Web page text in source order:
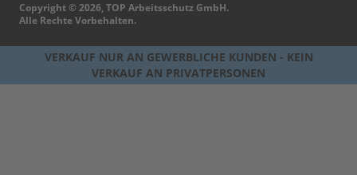
Copyright © 2026, TOP Arbeitsschutz GmbH.
Alle Rechte Vorbehalten.
VERKAUF NUR AN GEWERBLICHE KUNDEN - KEIN
VERKAUF AN PRIVATPERSONEN